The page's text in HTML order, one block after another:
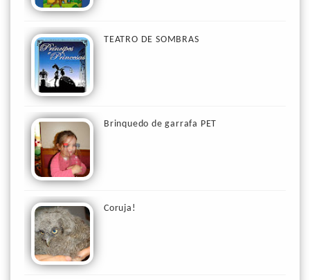
TEATRO DE SOMBRAS
Brinquedo de garrafa PET
Coruja!